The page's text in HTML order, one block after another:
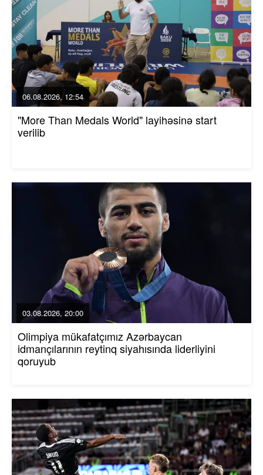
06.08.2026, 12:54
"More Than Medals World" layihəsinə start
verilib
03.08.2026, 20:00
Olimpiya mükafatçımız Azərbaycan
idmançılarının reytinq siyahısında liderliyini
qoruyub